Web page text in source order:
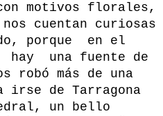
motivos florales,
cuentan curiosas
porque en el
una fuente de
robó más de una
irse de Tarragona
un bello